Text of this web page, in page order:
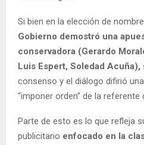
Si bien en la elección de
Gobierno demostró una
conservadora (Gerardo
Luis Espert, Soledad Acuña),
consenso y el diálogo difirió
“imponer orden” de la referente
Parte de esto es lo que refleja
publicitario enfocado en la